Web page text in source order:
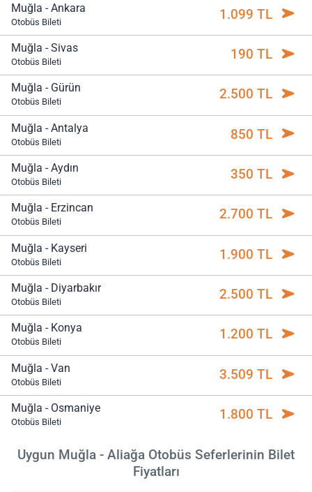
Muğla - Ankara
Otobüs Bileti 1.099 TL
Muğla - Sivas
Otobüs Bileti 190 TL
Muğla - Gürün
Otobüs Bileti 2.500 TL
Muğla - Antalya
Otobüs Bileti 850 TL
Muğla - Aydın
Otobüs Bileti 350 TL
Muğla - Erzincan
Otobüs Bileti 2.700 TL
Muğla - Kayseri
Otobüs Bileti 1.900 TL
Muğla - Diyarbakır
Otobüs Bileti 2.500 TL
Muğla - Konya
Otobüs Bileti 1.200 TL
Muğla - Van
Otobüs Bileti 3.509 TL
Muğla - Osmaniye
Otobüs Bileti 1.800 TL
Uygun Muğla - Aliağa Otobüs Seferlerinin Bilet
Fiyatları